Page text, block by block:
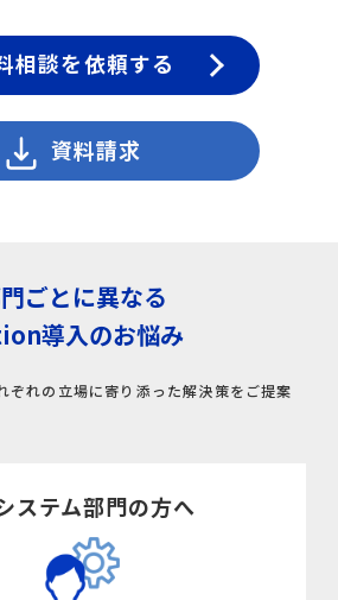
総合支援
構築
会社情報
相談を依頼する
資料請求
ごとに異なる
導入のお悩み
ぞれの立場に寄り添った解決策をご提案
ステム部門の方へ